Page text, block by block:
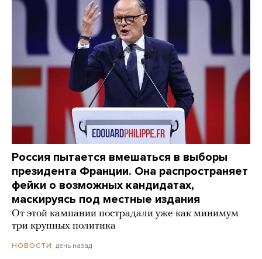
Россия пытается вмешаться в выборы
президента Франции. Она распространяет
фейки о возможных кандидатах,
маскируясь под местные издания
От этой кампании пострадали уже как минимум
три крупных политика
НОВОСТИ день назад